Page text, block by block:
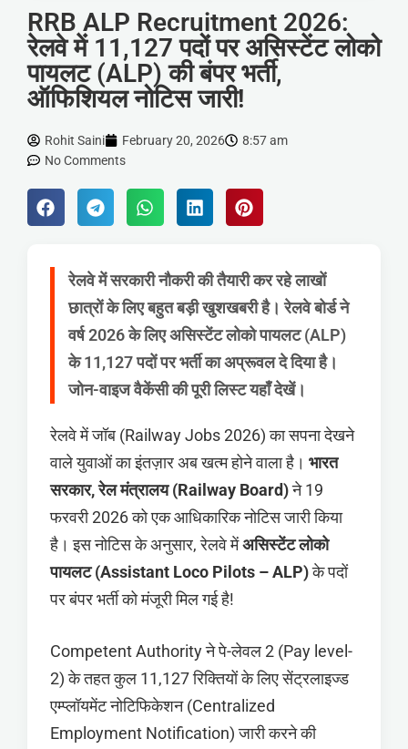
RRB ALP Recruitment 2026:
रेलवे में 11,127 पदों पर असिस्टेंट लोको
पायलट (ALP) की बंपर भर्ती,
ऑफिशियल नोटिस जारी!
Rohit Saini February 20, 2026
8:57 am
No Comments
रेलवे में सरकारी नौकरी की तैयारी कर रहे लाखों
छात्रों के लिए बहुत बड़ी खुशखबरी है। रेलवे बोर्ड ने
वर्ष 2026 के लिए असिस्टेंट लोको पायलट (ALP)
के 11,127 पदों पर भर्ती का अप्रूवल दे दिया है।
जोन-वाइज वैकेंसी की पूरी लिस्ट यहाँ देखें।
रेलवे में जॉब (Railway Jobs 2026) का सपना देखने
वाले युवाओं का इंतज़ार अब खत्म होने वाला है। भारत
सरकार, रेल मंत्रालय (Railway Board)ने 19
फरवरी 2026 को एक आधिकारिक नोटिस जारी किया
है। इस नोटिस के अनुसार, रेलवे मेंअसिस्टेंट लोको
पायलट (Assistant Loco Pilots – ALP)के पदों
पर बंपर भर्ती को मंजूरी मिल गई है!
Competent Authority ने पे-लेवल 2 (Pay level-
2) के तहत कुल 11,127 रिक्तियों के लिए सेंट्रलाइज्ड
एम्प्लॉयमेंट नोटिफिकेशन (Centralized
Employment Notification) जारी करने की